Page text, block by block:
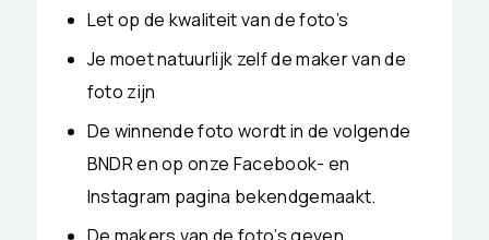
Let op de kwaliteit van de foto’s
Je moet natuurlijk zelf de maker van de
foto zijn
De winnende foto wordt in de volgende
BNDR en op onze Facebook- en
Instagram pagina bekendgemaakt.